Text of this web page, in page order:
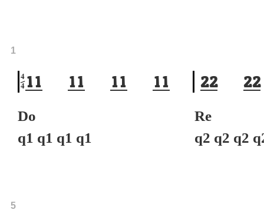
11 11 11 11
4
4
1
Do
q1 q1 q1 q1
22 22
Re
q2 q2 q2
5